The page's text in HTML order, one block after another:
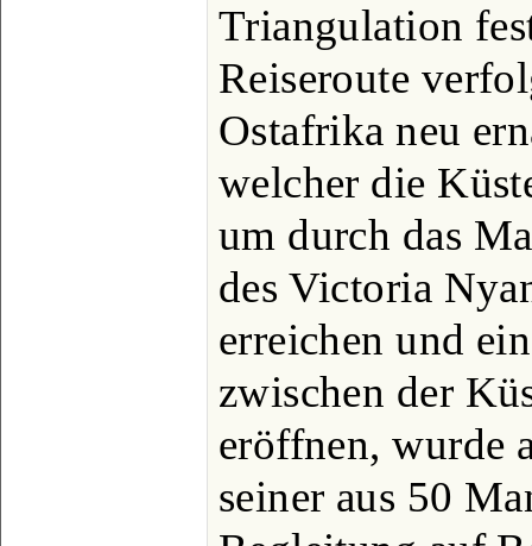
Triangulation
Reiseroute
Ostafrika neu
welcher die
um durch das
des Victoria
erreichen und
zwischen der
eröffnen, wurde
seiner aus 50